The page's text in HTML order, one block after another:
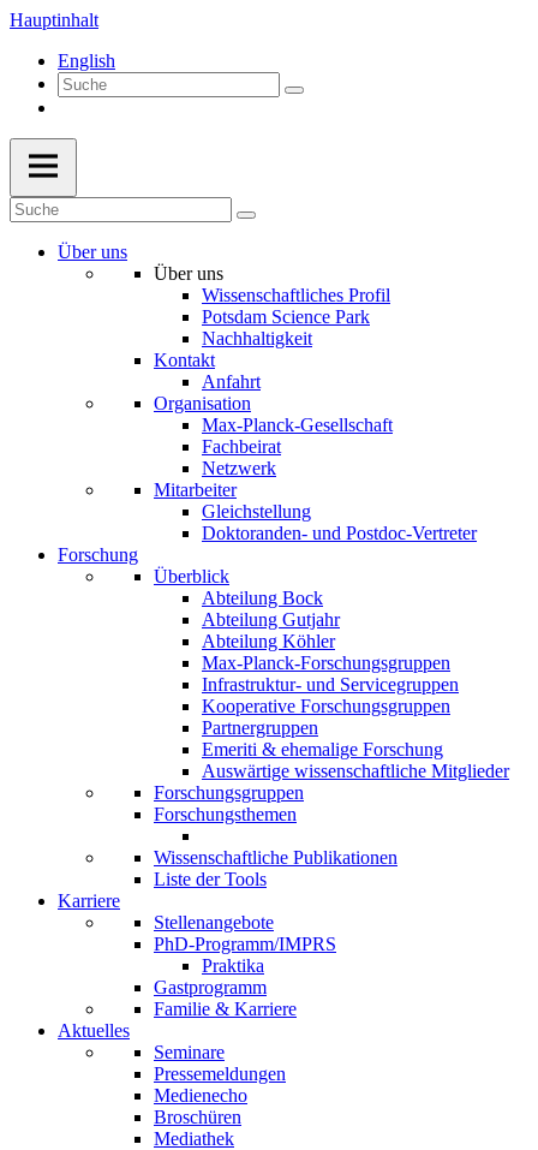
Hauptinhalt
English
Über uns
Über uns
Wissenschaftliches Profil
Potsdam Science Park
Nachhaltigkeit
Kontakt
Anfahrt
Organisation
Max-Planck-Gesellschaft
Fachbeirat
Netzwerk
Mitarbeiter
Gleichstellung
Doktoranden- und Postdoc-Vertreter
Forschung
Überblick
Abteilung Bock
Abteilung Gutjahr
Abteilung Köhler
Max-Planck-Forschungsgruppen
Infrastruktur- und Servicegruppen
Kooperative Forschungsgruppen
Partnergruppen
Emeriti & ehemalige Forschung
Auswärtige wissenschaftliche Mitglieder
Forschungsgruppen
Forschungsthemen
Wissenschaftliche Publikationen
Liste der Tools
Karriere
Stellenangebote
PhD-Programm/IMPRS
Praktika
Gastprogramm
Familie & Karriere
Aktuelles
Seminare
Pressemeldungen
Medienecho
Broschüren
Mediathek